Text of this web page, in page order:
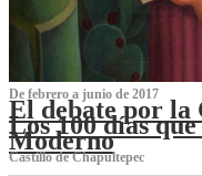
De febrero a junio de 2017
El debate por la
Los 100 días
Moderno
Castillo de Chapultepec